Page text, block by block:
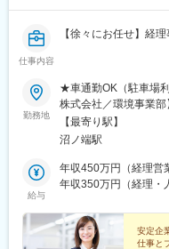
仕事内容
【徐々にお任せ】経
勤務地
★車通勤OK（駐車場
株式会社／環境事業
対策：敷地内禁煙（
【最寄り駅】
沼ノ端駅
給与
年収450万円（経理営
年収350万円（経理・
安定企
仕事と